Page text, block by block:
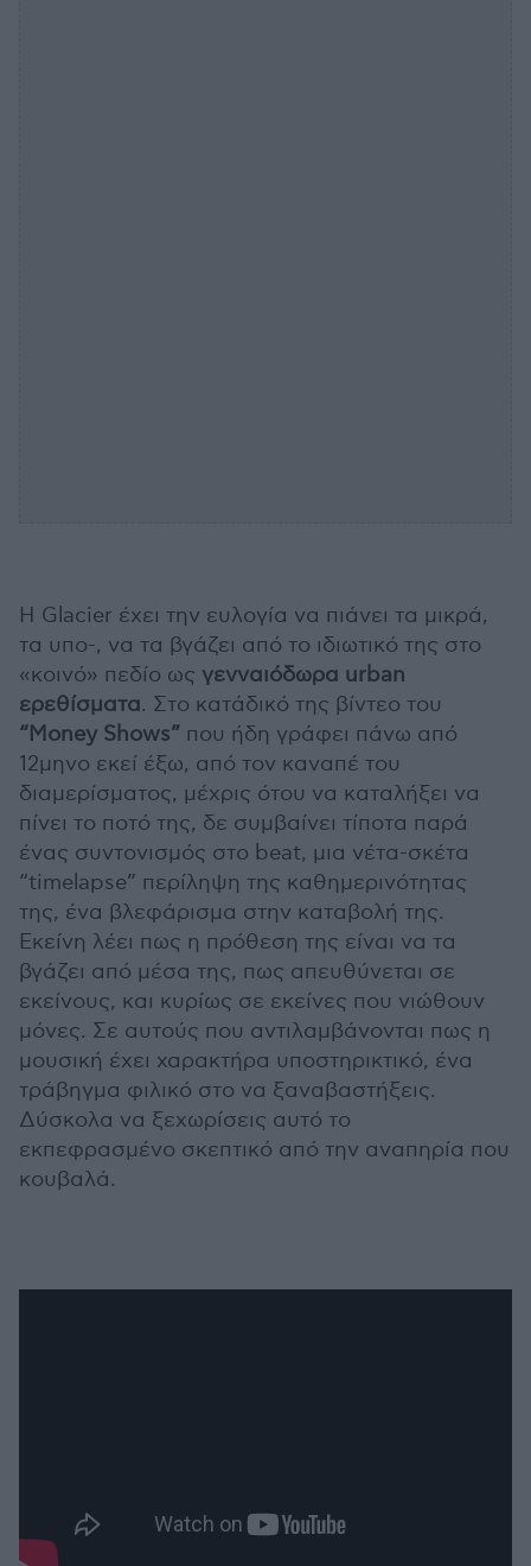
Η Glacier έχει την ευλογία να πιάνει τα μικρά,
τα υπο-, να τα βγάζει από το ιδιωτικό της στο
«κοινό» πεδίο ως γενναιόδωρα urban
ερεθίσματα. Στο κατάδικό της βίντεο του
“Money Shows” που ήδη γράφει πάνω από
12μηνο εκεί έξω, από τον καναπέ του
διαμερίσματος, μέχρις ότου να καταλήξει να
πίνει το ποτό της, δε συμβαίνει τίποτα παρά
ένας συντονισμός στο beat, μια νέτα-σκέτα
“timelapse” περίληψη της καθημερινότητας
της, ένα βλεφάρισμα στην καταβολή της.
Εκείνη λέει πως η πρόθεση της είναι να τα
βγάζει από μέσα της, πως απευθύνεται σε
εκείνους, και κυρίως σε εκείνες που νιώθουν
μόνες. Σε αυτούς που αντιλαμβάνονται πως η
μουσική έχει χαρακτήρα υποστηρικτικό, ένα
τράβηγμα φιλικό στο να ξαναβαστήξεις.
Δύσκολα να ξεχωρίσεις αυτό το
εκπεφρασμένο σκεπτικό από την αναπηρία που
κουβαλά.